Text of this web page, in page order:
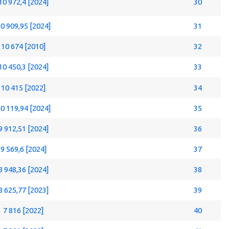
972,4 [2024] 30
909,95 [2024] 31
10 674 [2010] 32
450,3 [2024] 33
10 415 [2022] 34
119,94 [2024] 35
912,51 [2024] 36
9 569,6 [2024] 37
948,36 [2024] 38
625,77 [2023] 39
7 816 [2022] 40